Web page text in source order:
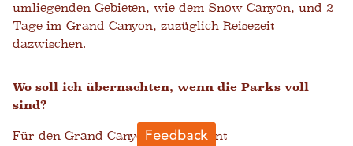
umliegenden Gebieten, wie dem Snow Canyon, und 2
Tage im Grand Canyon, zuzüglich Reisezeit
dazwischen.
Wo soll ich übernachten, wenn die Parks voll
sind?
Für den Grand Canyon (Extra Point